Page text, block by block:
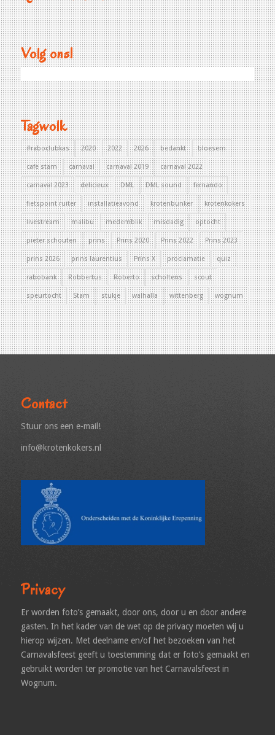
Volg ons!
Tagwolk
#raboclubkas 2020 2022 2026 bedankt bloesem
cafe stam carnaval carnaval 2019 carnaval 2022
carnaval 2023 delicieux DML DML sound fernando
fietspoint ruiter installatieavond krotenbunker krotenkokers
livestream malibu medemblik misdadig optocht
pieter schouten prins Prins 2020 Prins 2022 Prins 2023
prins 2026 prins laurentius Prins X proclamatie quiz
rabobank Robbertus Roberto scholtens scout
speurtocht Stam stukje walhalla wittenberg wognum
Contact
Stuur ons een e-mail!
info@krotenkokers.nl
Privacy
Er worden foto’s gemaakt, door ons, door u en door andere
gasten. In het kader van de wet op de privacy moeten wij u
hierop wijzen. Met deelname en/of het bezoeken van het
Carnavalsfeest geeft u toestemming dat er foto’s gemaakt en
gebruikt worden ter promotie van het Carnavalsfeest in
Wognum.